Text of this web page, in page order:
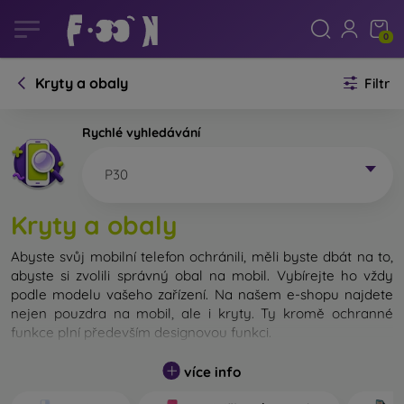
0
Kryty a obaly Filtr
Rychlé vyhledávání
P30
Kryty a obaly
Abyste svůj mobilní telefon ochránili, měli byste dbát na to,
abyste si zvolili správný obal na mobil. Vybírejte ho vždy
podle modelu vašeho zařízení. Na našem e-shopu najdete
nejen pouzdra na mobil, ale i kryty. Ty kromě ochranné
funkce plní především designovou funkci.
Kryt na mobil můžeme také nazvat zadní kryt. Je určen na
ochranu zadní části telefonu. Jednotlivé kryty na mobil se
více info